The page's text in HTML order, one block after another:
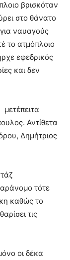
βρισκόταν
στο θάνατο
ναυαγούς
το ατμόπλοιο
εφεδρικός
και δεν
Αντίθετα
Δημήτριος
τότε
καθώς το
τις
οι δέκα